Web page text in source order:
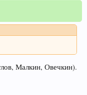
Малкин, Овечкин).